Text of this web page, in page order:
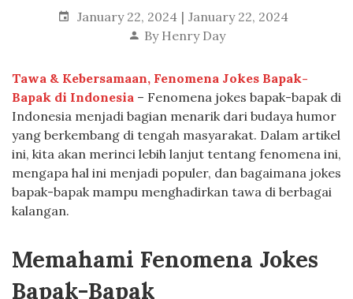
January 22, 2024
January 22, 2024
By Henry Day
Tawa & Kebersamaan, Fenomena Jokes Bapak-
Bapak di Indonesia – Fenomena jokes bapak-bapak di
Indonesia menjadi bagian menarik dari budaya humor
yang berkembang di tengah masyarakat. Dalam artikel
ini, kita akan merinci lebih lanjut tentang fenomena ini,
mengapa hal ini menjadi populer, dan bagaimana jokes
bapak-bapak mampu menghadirkan tawa di berbagai
kalangan.
Memahami Fenomena Jokes
Bapak-Bapak